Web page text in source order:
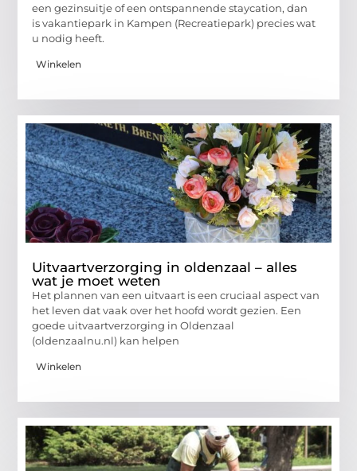
een gezinsuitje of een ontspannende staycation, dan
is vakantiepark in Kampen (Recreatiepark) precies wat
u nodig heeft.
Winkelen
Uitvaartverzorging in oldenzaal – alles
wat je moet weten
Het plannen van een uitvaart is een cruciaal aspect van
het leven dat vaak over het hoofd wordt gezien. Een
goede uitvaartverzorging in Oldenzaal
(oldenzaalnu.nl) kan helpen
Winkelen